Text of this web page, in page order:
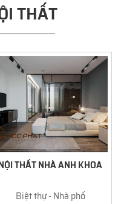
THẤT
THẤT NHÀ ANH KHOA
Biệt thự - Nhà phố